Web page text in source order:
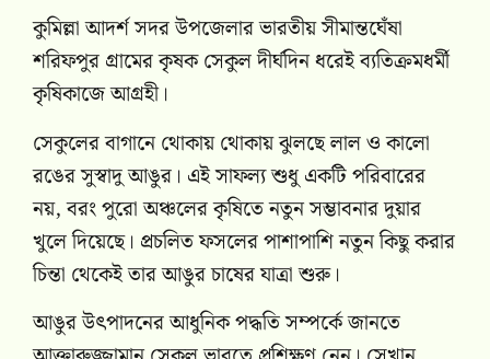
কুমিল্লা আদর্শ সদর উপজেলার ভারতীয় সীমান্তঘেঁষা
শরিফপুর গ্রামের কৃষক সেকুল দীর্ঘদিন ধরেই ব্যতিক্রমধর্মী
কৃষিকাজে আগ্রহী।
সেকুলের বাগানে থোকায় থোকায় ঝুলছে লাল ও কালো
রঙের সুস্বাদু আঙুর। এই সাফল্য শুধু একটি পরিবারের
নয়, বরং পুরো অঞ্চলের কৃষিতে নতুন সম্ভাবনার দুয়ার
খুলে দিয়েছে। প্রচলিত ফসলের পাশাপাশি নতুন কিছু করার
চিন্তা থেকেই তার আঙুর চাষের যাত্রা শুরু।
আঙুর উৎপাদনের আধুনিক পদ্ধতি সম্পর্কে জানতে